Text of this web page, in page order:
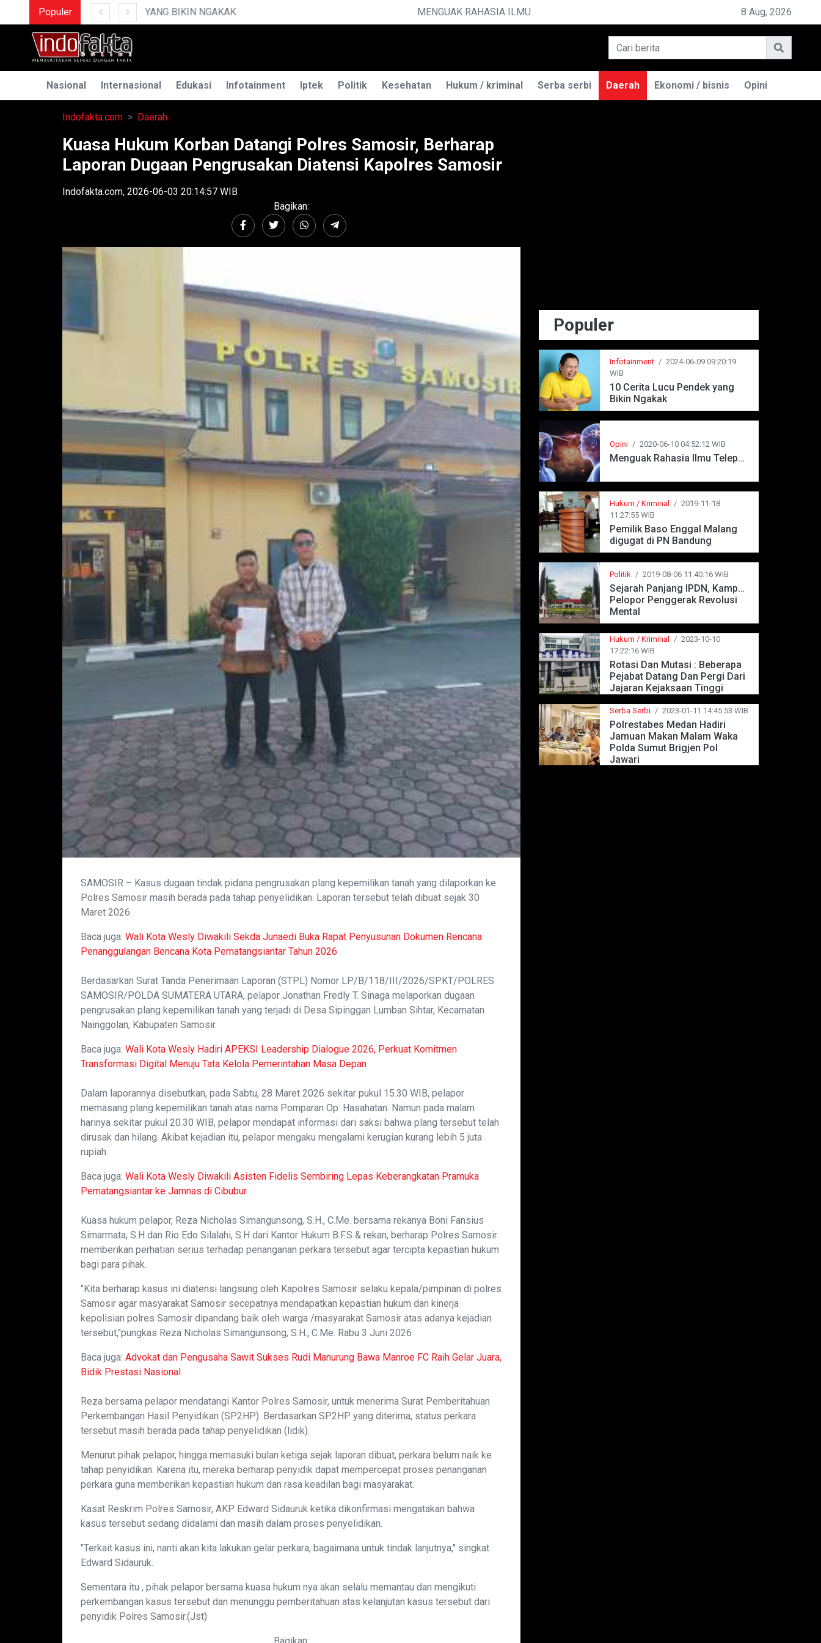
Populer MENGUAK RAHASIA ILMU TELEPATI PEMILIK BASO ENGGAL MALANG DIGUGAT DI PN BANDUNG
8 Aug, 2026
Nasional Internasional Edukasi Infotainment Iptek Politik Kesehatan Hukum / kriminal Serba serbi Daerah Ekonomi / bisnis Opini
Indofakta.com Daerah
Kuasa Hukum Korban Datangi Polres Samosir, Berharap
Laporan Dugaan Pengrusakan Diatensi Kapolres Samosir
Indofakta.com, 2026-06-03 20:14:57 WIB
Bagikan:
SAMOSIR – Kasus dugaan tindak pidana pengrusakan plang kepemilikan tanah yang dilaporkan ke
Polres Samosir masih berada pada tahap penyelidikan. Laporan tersebut telah dibuat sejak 30
Maret 2026.
Baca juga: Wali Kota Wesly Diwakili Sekda Junaedi Buka Rapat Penyusunan Dokumen Rencana
Penanggulangan Bencana Kota Pematangsiantar Tahun 2026
Berdasarkan Surat Tanda Penerimaan Laporan (STPL) Nomor LP/B/118/III/2026/SPKT/POLRES
SAMOSIR/POLDA SUMATERA UTARA, pelapor Jonathan Fredly T. Sinaga melaporkan dugaan
pengrusakan plang kepemilikan tanah yang terjadi di Desa Sipinggan Lumban Sihtar, Kecamatan
Nainggolan, Kabupaten Samosir.
Baca juga: Wali Kota Wesly Hadiri APEKSI Leadership Dialogue 2026, Perkuat Komitmen
Transformasi Digital Menuju Tata Kelola Pemerintahan Masa Depan
Dalam laporannya disebutkan, pada Sabtu, 28 Maret 2026 sekitar pukul 15.30 WIB, pelapor
memasang plang kepemilikan tanah atas nama Pomparan Op. Hasahatan. Namun pada malam
harinya sekitar pukul 20.30 WIB, pelapor mendapat informasi dari saksi bahwa plang tersebut telah
dirusak dan hilang. Akibat kejadian itu, pelapor mengaku mengalami kerugian kurang lebih 5 juta
rupiah.
Baca juga: Wali Kota Wesly Diwakili Asisten Fidelis Sembiring Lepas Keberangkatan Pramuka
Pematangsiantar ke Jamnas di Cibubur
Kuasa hukum pelapor, Reza Nicholas Simangunsong, S.H., C.Me. bersama rekanya Boni Fansius
Simarmata, S.H dan Rio Edo Silalahi, S.H dari Kantor Hukum B.F.S & rekan, berharap Polres Samosir
memberikan perhatian serius terhadap penanganan perkara tersebut agar tercipta kepastian hukum
bagi para pihak.
"Kita berharap kasus ini diatensi langsung oleh Kapolres Samosir selaku kepala/pimpinan di polres
Samosir agar masyarakat Samosir secepatnya mendapatkan kepastian hukum dan kinerja
kepolisian polres Samosir dipandang baik oleh warga /masyarakat Samosir atas adanya kejadian
tersebut,"pungkas Reza Nicholas Simangunsong, S.H., C.Me. Rabu 3 Juni 2026
Baca juga: Advokat dan Pengusaha Sawit Sukses Rudi Manurung Bawa Manroe FC Raih Gelar Juara,
Bidik Prestasi Nasional
Reza bersama pelapor mendatangi Kantor Polres Samosir, untuk menerima Surat Pemberitahuan
Perkembangan Hasil Penyidikan (SP2HP). Berdasarkan SP2HP yang diterima, status perkara
tersebut masih berada pada tahap penyelidikan (lidik).
Menurut pihak pelapor, hingga memasuki bulan ketiga sejak laporan dibuat, perkara belum naik ke
tahap penyidikan. Karena itu, mereka berharap penyidik dapat mempercepat proses penanganan
perkara guna memberikan kepastian hukum dan rasa keadilan bagi masyarakat.
Kasat Reskrim Polres Samosir, AKP Edward Sidauruk ketika dikonfirmasi mengatakan bahwa
kasus tersebut sedang didalami dan masih dalam proses penyelidikan.
"Terkait kasus ini, nanti akan kita lakukan gelar perkara, bagaimana untuk tindak lanjutnya," singkat
Edward Sidauruk.
Sementara itu , pihak pelapor bersama kuasa hukum nya akan selalu memantau dan mengikuti
perkembangan kasus tersebut dan menunggu pemberitahuan atas kelanjutan kasus tersebut dari
penyidik Polres Samosir.(Jst)
Bagikan:
Populer
Infotainment / 2024-06-09 09:20:19
WIB
10 Cerita Lucu Pendek yang
Bikin Ngakak
Opini / 2020-06-10 04:52:12 WIB
Menguak Rahasia Ilmu Telepati
Hukum / Kriminal / 2019-11-18
11:27:55 WIB
Pemilik Baso Enggal Malang
digugat di PN Bandung
Politik / 2019-08-06 11:40:16 WIB
Sejarah Panjang IPDN, Kampus
Pelopor Penggerak Revolusi
Mental
Hukum / Kriminal / 2023-10-10
17:22:16 WIB
Rotasi Dan Mutasi : Beberapa
Pejabat Datang Dan Pergi Dari
Jajaran Kejaksaan Tinggi
Serba Serbi / 2023-01-11 14:45:53 WIB
Polrestabes Medan Hadiri
Jamuan Makan Malam Waka
Polda Sumut Brigjen Pol
Jawari